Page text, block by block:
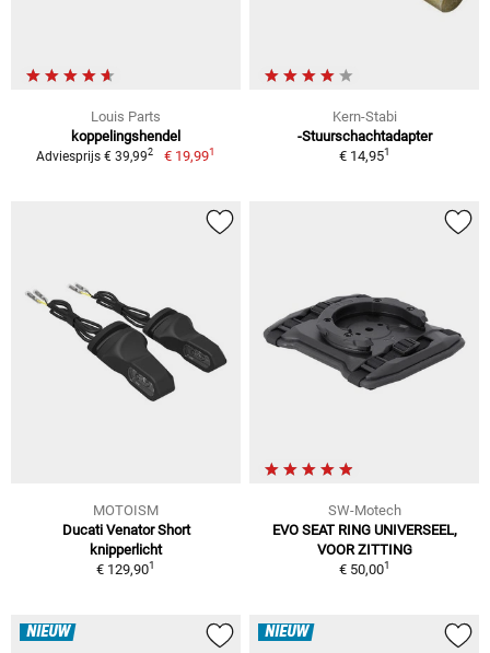
Louis Parts
koppelingshendel
Adviesprijs € 39,992 € 19,991
Kern-Stabi
-Stuurschachtadapter
€ 14,951
MOTOISM
Ducati Venator Short
knipperlicht
€ 129,901
SW-Motech
EVO SEAT RING UNIVERSEEL,
VOOR ZITTING
€ 50,001
NIEUW NIEUW